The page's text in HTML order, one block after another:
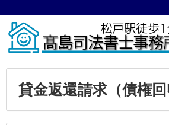
貸金返還請求（債権回